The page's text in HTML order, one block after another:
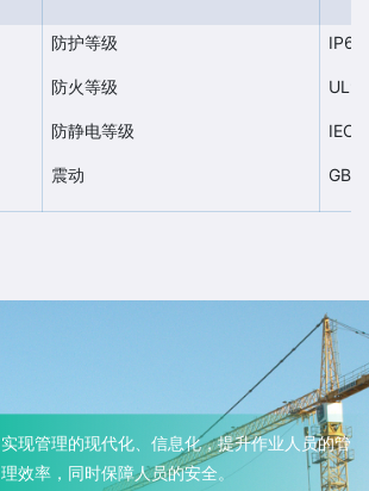
防护等级
防火等级
防静电等级
震动
IP68
GB/
实现管理的现代化、信息化，提升作业人员的管
理效率，同时保障人员的安全。
实现管理的现代化、信息化，提升作业人员的管
理效率，同时保障人员的安全。